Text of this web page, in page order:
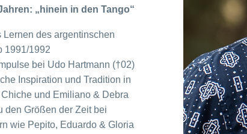
„hinein in den Tango“
Lernen des argentinschen
1991/1992
bei Udo Hartmann (†02)
Inspiration und Tradition in
und Emiliano & Debra
den Größen der Zeit bei
wie Pepito, Eduardo & Gloria